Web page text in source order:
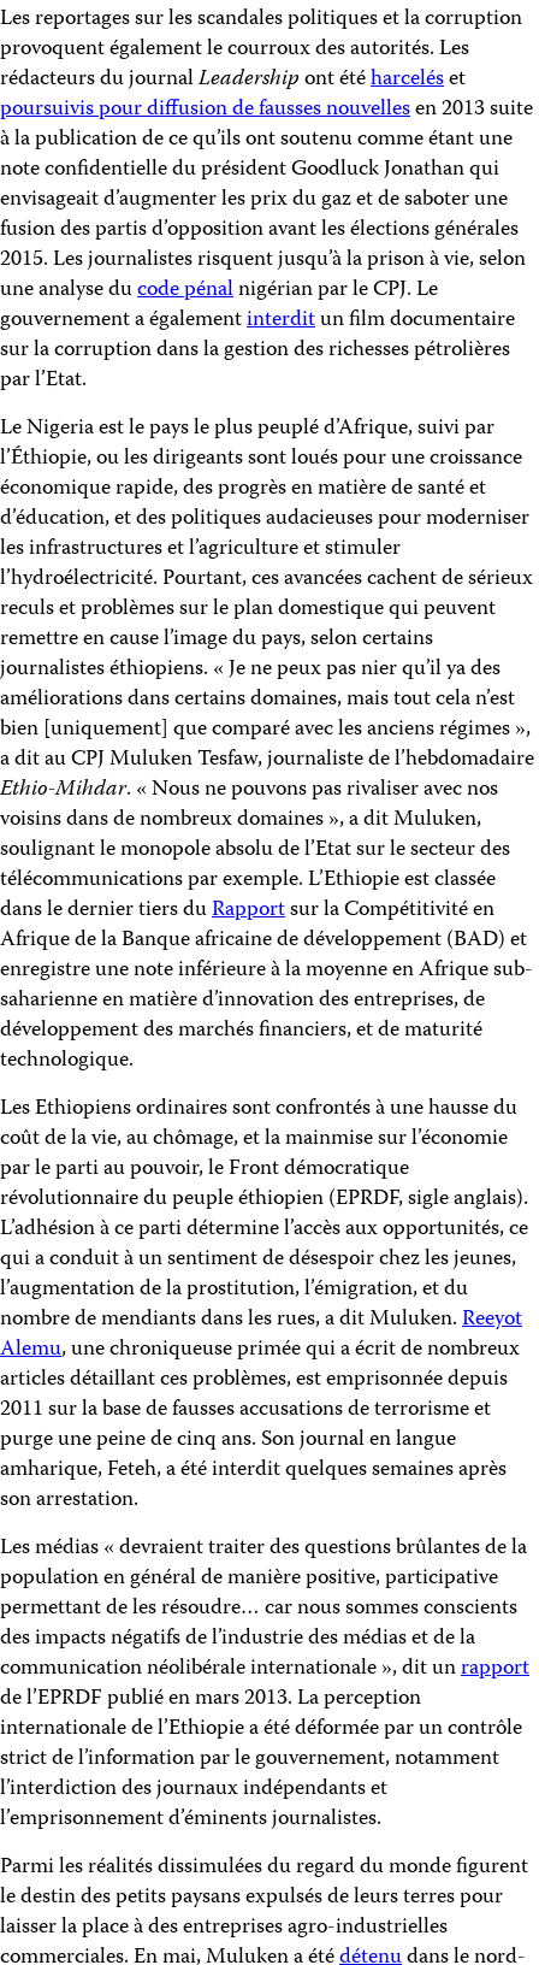
Les reportages sur les scandales politiques et la corruption
provoquent également le courroux des autorités. Les
rédacteurs du journalLeadershipont étéharceléset
poursuivis pour diffusion de fausses nouvellesen 2013 suite
à la publication de ce qu’ils ont soutenu comme étant une
note confidentielle du président Goodluck Jonathan qui
envisageait d’augmenter les prix du gaz et de saboter une
fusion des partis d’opposition avant les élections générales
2015. Les journalistes risquent jusqu’à la prison à vie, selon
une analyse ducode pénalnigérian par le CPJ. Le
gouvernement a égalementinterditun film documentaire
sur la corruption dans la gestion des richesses pétrolières
par l’Etat.
Le Nigeria est le pays le plus peuplé d’Afrique, suivi par
l’Éthiopie, ou les dirigeants sont loués pour une croissance
économique rapide, des progrès en matière de santé et
d’éducation, et des politiques audacieuses pour moderniser
les infrastructures et l’agriculture et stimuler
l’hydroélectricité. Pourtant, ces avancées cachent de sérieux
reculs et problèmes sur le plan domestique qui peuvent
remettre en cause l’image du pays, selon certains
journalistes éthiopiens. « Je ne peux pas nier qu’il ya des
améliorations dans certains domaines, mais tout cela n’est
bien [uniquement] que comparé avec les anciens régimes »,
a dit au CPJ Muluken Tesfaw, journaliste de l’hebdomadaire
Ethio-Mihdar. « Nous ne pouvons pas rivaliser avec nos
voisins dans de nombreux domaines », a dit Muluken,
soulignant le monopole absolu de l’Etat sur le secteur des
télécommunications par exemple. L’Ethiopie est classée
dans le dernier tiers duRapportsur la Compétitivité en
Afrique de la Banque africaine de développement (BAD) et
enregistre une note inférieure à la moyenne en Afrique sub-
saharienne en matière d’innovation des entreprises, de
développement des marchés financiers, et de maturité
technologique.
Les Ethiopiens ordinaires sont confrontés à une hausse du
coût de la vie, au chômage, et la mainmise sur l’économie
par le parti au pouvoir, le Front démocratique
révolutionnaire du peuple éthiopien (EPRDF, sigle anglais).
L’adhésion à ce parti détermine l’accès aux opportunités, ce
qui a conduit à un sentiment de désespoir chez les jeunes,
l’augmentation de la prostitution, l’émigration, et du
nombre de mendiants dans les rues, a dit Muluken.Reeyot
Alemu, une chroniqueuse primée qui a écrit de nombreux
articles détaillant ces problèmes, est emprisonnée depuis
2011 sur la base de fausses accusations de terrorisme et
purge une peine de cinq ans. Son journal en langue
amharique, Feteh, a été interdit quelques semaines après
son arrestation.
Les médias « devraient traiter des questions brûlantes de la
population en général de manière positive, participative
permettant de les résoudre… car nous sommes conscients
des impacts négatifs de l’industrie des médias et de la
communication néolibérale internationale », dit unrapport
de l’EPRDF publié en mars 2013. La perception
internationale de l’Ethiopie a été déformée par un contrôle
strict de l’information par le gouvernement, notamment
l’interdiction des journaux indépendants et
l’emprisonnement d’éminents journalistes.
Parmi les réalités dissimulées du regard du monde figurent
le destin des petits paysans expulsés de leurs terres pour
laisser la place à des entreprises agro-industrielles